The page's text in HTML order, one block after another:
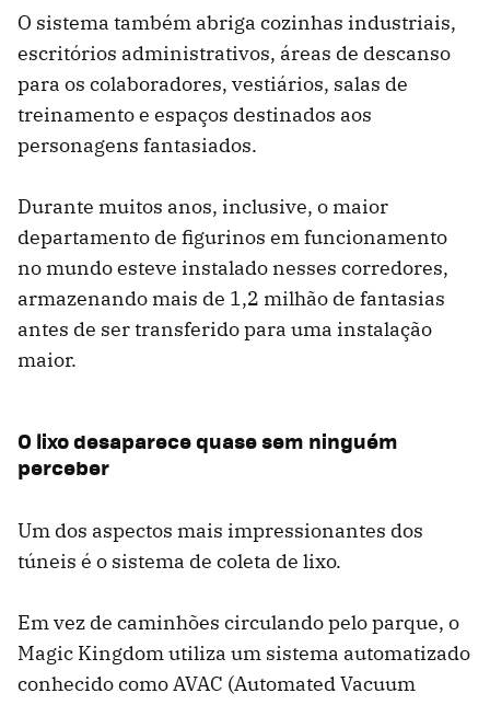
O sistema também abriga cozinhas industriais,
escritórios administrativos, áreas de descanso
para os colaboradores, vestiários, salas de
treinamento e espaços destinados aos
personagens fantasiados.
Durante muitos anos, inclusive, o maior
departamento de figurinos em funcionamento
no mundo esteve instalado nesses corredores,
armazenando mais de 1,2 milhão de fantasias
antes de ser transferido para uma instalação
maior.
O lixo desaparece quase sem ninguém
perceber
Um dos aspectos mais impressionantes dos
túneis é o sistema de coleta de lixo.
Em vez de caminhões circulando pelo parque, o
Magic Kingdom utiliza um sistema automatizado
conhecido como AVAC (Automated Vacuum